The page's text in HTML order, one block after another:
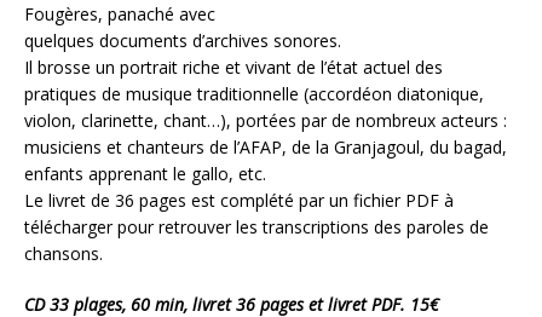
Fougères, panaché avec
quelques documents d’archives sonores.
Il brosse un portrait riche et vivant de l’état actuel des
pratiques de musique traditionnelle (accordéon diatonique,
violon, clarinette, chant…), portées par de nombreux acteurs :
musiciens et chanteurs de l’AFAP, de la Granjagoul, du bagad,
enfants apprenant le gallo, etc.
Le livret de 36 pages est complété par un fichier PDF à
télécharger pour retrouver les transcriptions des paroles de
chansons.
CD 33 plages, 60 min, livret 36 pages et livret PDF. 15€